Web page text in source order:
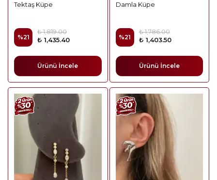
Tektaş Küpe
%21
₺ 1,819.00
₺ 1,435.40
Ürünü İncele
Damla Küpe
%21
₺ 1,786.00
₺ 1,403.50
Ürünü İncele